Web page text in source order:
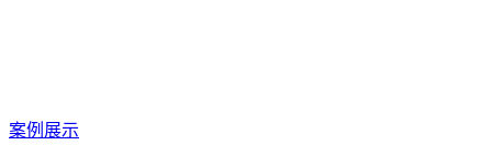
案例展示